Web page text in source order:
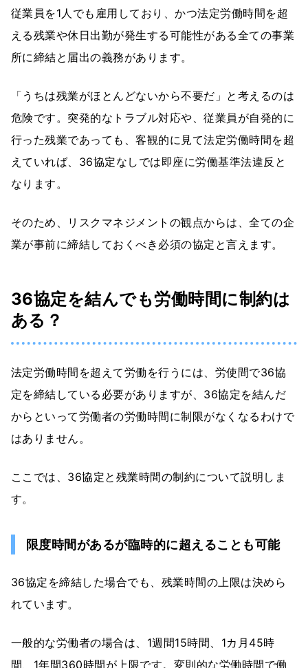
従業員を1人でも雇用しており、かつ法定労働時間を超
える残業や休日出勤が発生する可能性がある全ての事業
所に締結と届出の義務があります。
「うちは残業がほとんどないから不要だ」と考えるのは
危険です。突発的なトラブル対応や、従業員が自発的に
行った残業であっても、客観的に見て法定労働時間を超
えていれば、36協定なしでは即座に労働基準法違反と
なります。
そのため、リスクマネジメントの観点からは、全ての企
業が事前に締結しておくべき必須の協定と言えます。
36協定を結んでも労働時間に制約は
ある？
法定労働時間を超えて労働を行うには、労使間で36協
定を締結している必要がありますが、36協定を結んだ
からといって労働者の労働時間に制限がなくなるわけで
はありません。
ここでは、36協定と残業時間の制約について説明しま
す。
限度時間があるが臨時的に超えることも可能
36協定を締結した場合でも、残業時間の上限は決めら
れています。
一般的な労働者の場合は、1週間15時間、1カ月45時
間、1年間360時間が上限です。変則的な労働時間で働